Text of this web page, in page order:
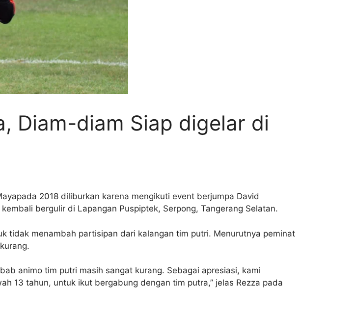
Diam-diam Siap digelar di
2018 diliburkan karena mengikuti event berjumpa David
bergulir di Lapangan Puspiptek, Serpong, Tangerang Selatan.
tidak menambah partisipan dari kalangan tim putri. Menurutnya peminat
animo tim putri masih sangat kurang. Sebagai apresiasi, kami
13 tahun, untuk ikut bergabung dengan tim putra,” jelas Rezza pada